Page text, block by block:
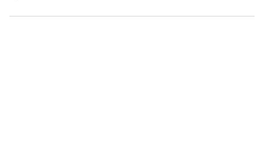
има нов Закон за енергетика, усогласен со европските